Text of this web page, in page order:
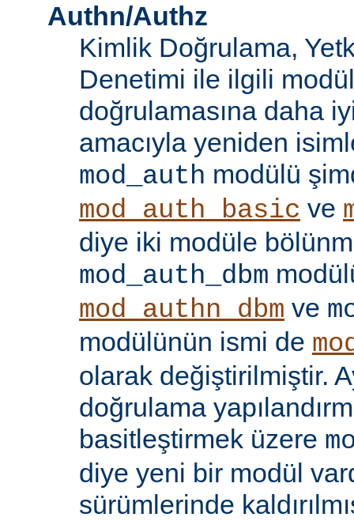
Authn/Authz
Kimlik Doğrulama,
Denetimi ile ilgili
doğrulamasına daha
amacıyla yeniden
mod_auth modülü
mod_auth_basic ve
diye iki modüle
mod_auth_dbm
mod_authn_dbm ve
modülünün ismi de
olarak değiştirilmiştir.
doğrulama
basitleştirmek üzere
diye yeni bir modül
sürümlerinde